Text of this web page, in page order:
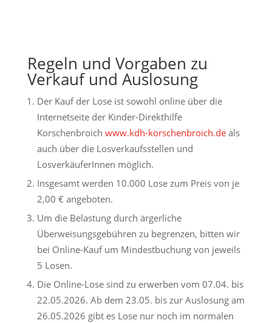
Regeln und Vorgaben zu
Verkauf und Auslosung
Der Kauf der Lose ist sowohl online über die
Internetseite der Kinder-Direkthilfe
Korschenbroich www.kdh-korschenbroich.deals
auch über die Losverkaufsstellen und
LosverkäuferInnen möglich.
Insgesamt werden 10.000 Lose zum Preis von je
2,00 € angeboten.
Um die Belastung durch ärgerliche
Überweisungsgebühren zu begrenzen, bitten wir
bei Online-Kauf um Mindestbuchung von jeweils
5 Losen.
Die Online-Lose sind zu erwerben vom 07.04. bis
22.05.2026. Ab dem 23.05. bis zur Auslosung am
26.05.2026 gibt es Lose nur noch im normalen